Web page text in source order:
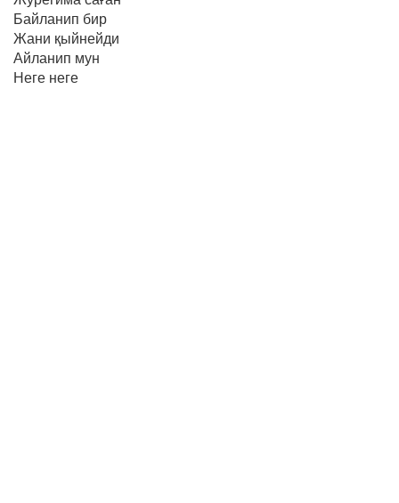
Байланип бир
Жани қыйнейди
Айланип мун
Неге неге